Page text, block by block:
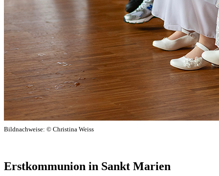
Bildnachweise: © Christina Weiss
Erstkommunion in Sankt Marien